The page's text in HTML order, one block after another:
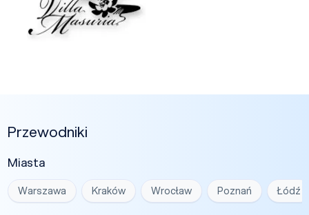
Przewodniki
Miasta
Warszawa Kraków Wrocław Poznań Łódź